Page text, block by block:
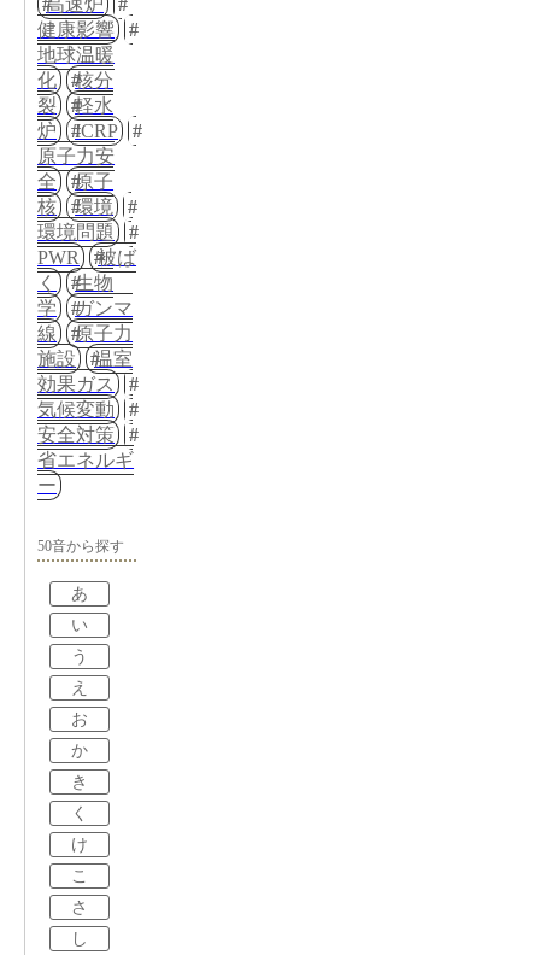
健康影響
地球温暖
化
核分
裂
軽水
炉
ICRP
原子力安
全
原子
核
環境
環境問題
PWR
被ば
く
生物
学
ガンマ
線
原子力
施設
温室
効果ガス
気候変動
安全対策
省エネルギ
ー
50音から探す
あ
い
う
え
お
か
き
く
け
こ
さ
し